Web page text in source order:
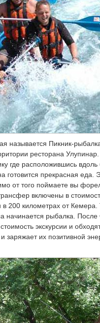
называется Пикник-
ресторана
где расположившись
прекрасная еда.
от того поймаете вы
включены в
200 километрах от Кемера.
начинается рыбалка.
экскурсии и
заряжает их позитивной